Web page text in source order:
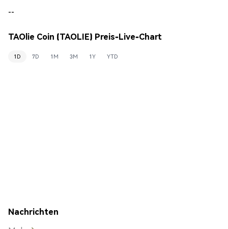
--
TAOlie Coin (TAOLIE) Preis-Live-Chart
1D 7D 1M 3M 1Y YTD
Nachrichten